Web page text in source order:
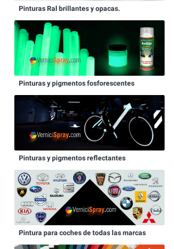
Pinturas Ral brillantes y opacas.
Pinturas y pigmentos fosforescentes
Pinturas y pigmentos reflectantes
Pintura para coches de todas las marcas